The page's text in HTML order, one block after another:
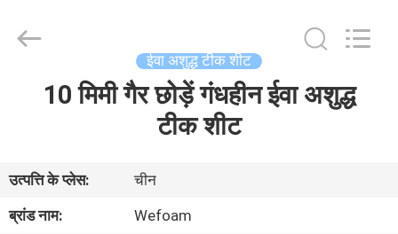
वीडियो
Rights
ईवा अशुद्ध टीक शीट
10 मिमी गैर छोड़ें गंधहीन ईवा अशुद्ध
टीक शीट
उत्पत्ति के प्लेस:
चीन
ब्रांड नाम:
Wefoam